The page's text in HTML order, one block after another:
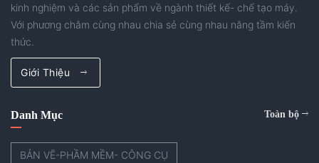
kinh nghiệm và các sản phẩm về ngành thiết kế- chế tạo máy.
Với phương châm cùng nhau chia sẻ cùng nhau nâng tầm kiến
thức.
Giới Thiệu
Danh Mục Toàn bộ
BẢN VẼ-PHẦM MỀM- CÔNG CỤ